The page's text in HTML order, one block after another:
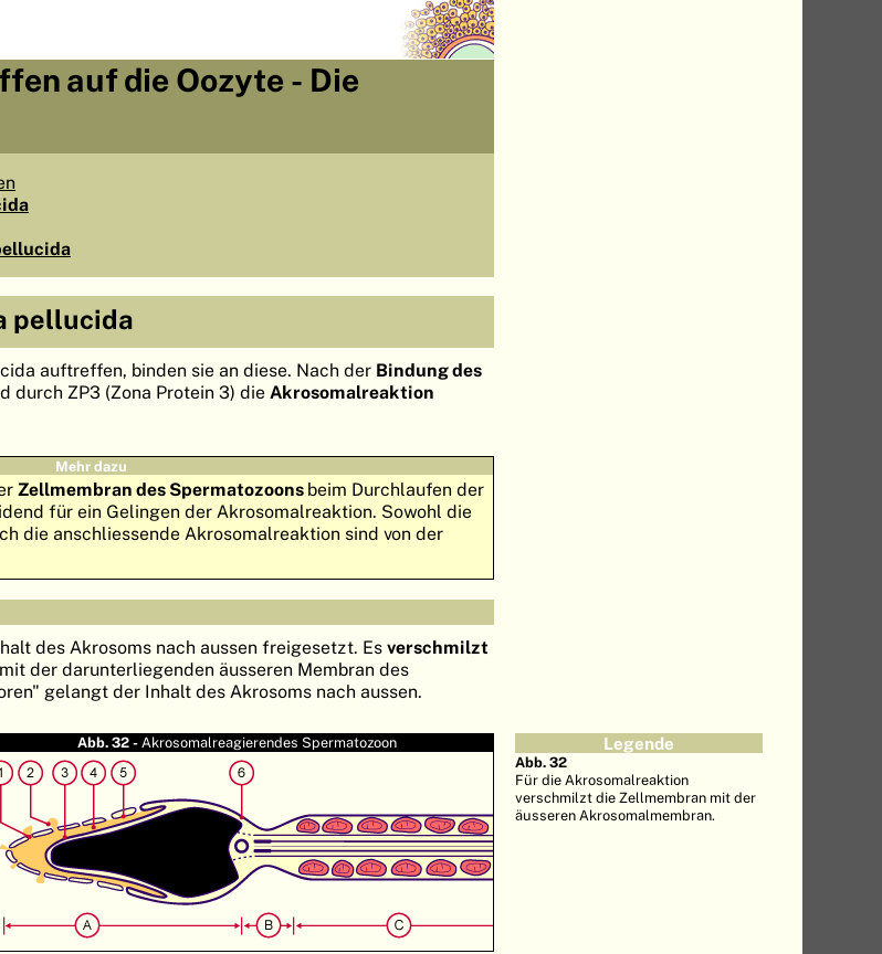
auf die Oozyte - Die
pellucida
auftreffen, binden sie an diese. Nach der Bindung des
durch ZP3 (Zona Protein 3) die Akrosomalreaktion
Mehr dazu
Zellmembran des Spermatozoons beim Durchlaufen der
für ein Gelingen der Akrosomalreaktion. Sowohl die
die anschliessende Akrosomalreaktion sind von der
des Akrosoms nach aussen freigesetzt. Es verschmilzt
der darunterliegenden äusseren Membran des
gelangt der Inhalt des Akrosoms nach aussen.
Abb. 32 - Akrosomalreagierendes Spermatozoon Legende
Abb. 32
Für die Akrosomalreaktion
verschmilzt die Zellmembran mit der
äusseren Akrosomalmembran.